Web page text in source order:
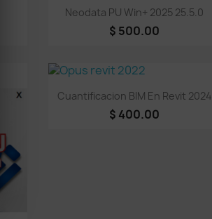
Vista rápida
Neodata PU Win+ 2025 25.5.0
$ 500.00
Vista rápida
Cuantificacion BIM En Revit 2024
$ 400.00